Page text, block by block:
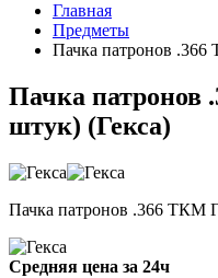
Главная
Предметы
Пачка патронов
Пачка патронов
штук) (Гекса)
Пачка патронов .366 ТКМ
Средняя цена за 24ч